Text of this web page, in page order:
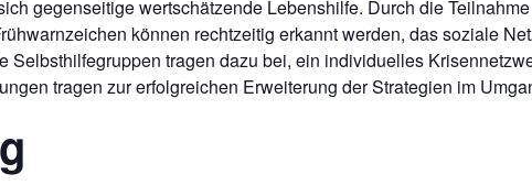
gegenseitige wertschätzende Lebenshilfe. Durch die
können rechtzeitig erkannt werden, das soziale
Selbsthilfegruppen tragen dazu bei, ein individuelles
tragen zur erfolgreichen Erweiterung der Strategien im